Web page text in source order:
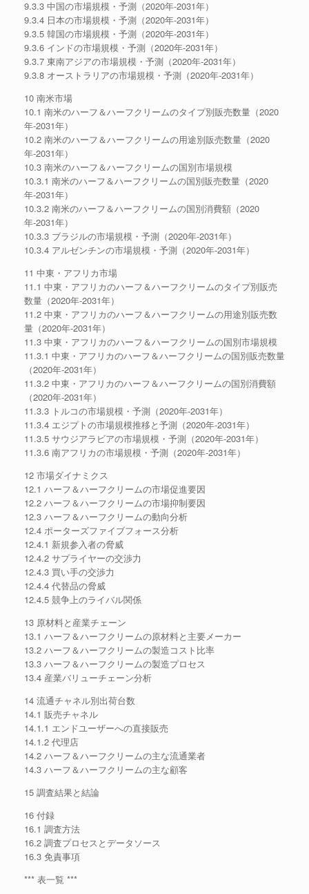
9.3.3 中国の市場規模・予測（2020年-2031年）
9.3.4 日本の市場規模・予測（2020年-2031年）
9.3.5 韓国の市場規模・予測（2020年-2031年）
9.3.6 インドの市場規模・予測（2020年-2031年）
9.3.7 東南アジアの市場規模・予測（2020年-2031年）
9.3.8 オーストラリアの市場規模・予測（2020年-2031年）
10 南米市場
10.1 南米のハーフ＆ハーフクリームのタイプ別販売数量（2020
年-2031年）
10.2 南米のハーフ＆ハーフクリームの用途別販売数量（2020
年-2031年）
10.3 南米のハーフ＆ハーフクリームの国別市場規模
10.3.1 南米のハーフ＆ハーフクリームの国別販売数量（2020
年-2031年）
10.3.2 南米のハーフ＆ハーフクリームの国別消費額（2020
年-2031年）
10.3.3 ブラジルの市場規模・予測（2020年-2031年）
10.3.4 アルゼンチンの市場規模・予測（2020年-2031年）
11 中東・アフリカ市場
11.1 中東・アフリカのハーフ＆ハーフクリームのタイプ別販売
数量（2020年-2031年）
11.2 中東・アフリカのハーフ＆ハーフクリームの用途別販売数
量（2020年-2031年）
11.3 中東・アフリカのハーフ＆ハーフクリームの国別市場規模
11.3.1 中東・アフリカのハーフ＆ハーフクリームの国別販売数量
（2020年-2031年）
11.3.2 中東・アフリカのハーフ＆ハーフクリームの国別消費額
（2020年-2031年）
11.3.3 トルコの市場規模・予測（2020年-2031年）
11.3.4 エジプトの市場規模推移と予測（2020年-2031年）
11.3.5 サウジアラビアの市場規模・予測（2020年-2031年）
11.3.6 南アフリカの市場規模・予測（2020年-2031年）
12 市場ダイナミクス
12.1 ハーフ＆ハーフクリームの市場促進要因
12.2 ハーフ＆ハーフクリームの市場抑制要因
12.3 ハーフ＆ハーフクリームの動向分析
12.4 ポーターズファイブフォース分析
12.4.1 新規参入者の脅威
12.4.2 サプライヤーの交渉力
12.4.3 買い手の交渉力
12.4.4 代替品の脅威
12.4.5 競争上のライバル関係
13 原材料と産業チェーン
13.1 ハーフ＆ハーフクリームの原材料と主要メーカー
13.2 ハーフ＆ハーフクリームの製造コスト比率
13.3 ハーフ＆ハーフクリームの製造プロセス
13.4 産業バリューチェーン分析
14 流通チャネル別出荷台数
14.1 販売チャネル
14.1.1 エンドユーザーへの直接販売
14.1.2 代理店
14.2 ハーフ＆ハーフクリームの主な流通業者
14.3 ハーフ＆ハーフクリームの主な顧客
15 調査結果と結論
16 付録
16.1 調査方法
16.2 調査プロセスとデータソース
16.3 免責事項
*** 表一覧 ***